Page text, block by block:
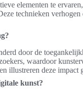
elementen te
technieken
door de
waardoor
illustreren deze impact
kunst?